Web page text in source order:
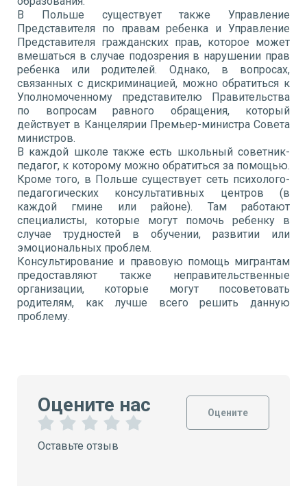
В Польше существует также Управление
Представителя по правам ребенка и Управление
Представителя гражданских прав, которое может
вмешаться в случае подозрения в нарушении прав
ребенка или родителей. Однако, в вопросах,
связанных с дискриминацией, можно обратиться к
Уполномоченному представителю Правительства
по вопросам равного обращения, который
действует в Канцелярии Премьер-министра Совета
министров.
В каждой школе также есть школьный советник-
педагог, к которому можно обратиться за помощью.
Кроме того, в Польше существует сеть психолого-
педагогических консультативных центров (в
каждой гмине или районе). Там работают
специалисты, которые могут помочь ребенку в
случае трудностей в обучении, развитии или
эмоциональных проблем.
Консультирование и правовую помощь мигрантам
предоставляют также неправительственные
организации, которые могут посоветовать
родителям, как лучше всего решить данную
проблему.
Оцените нас
З
З
З
Оставьте отзыв
Оцените